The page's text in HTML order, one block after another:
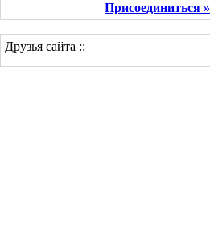
Присоединиться »
Друзья сайта ::